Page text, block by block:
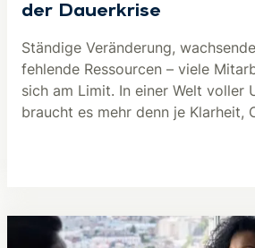
der Dauerkrise
Ständige Veränderung,
fehlende Ressourcen – viele
sich am Limit. In einer Welt voller
braucht es mehr denn je Klarheit,